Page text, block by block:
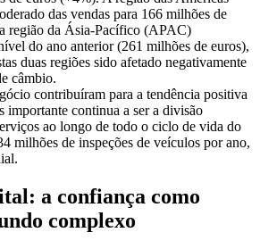
das vendas para 166 milhões de
região da Ásia-Pacífico (APAC)
do ano anterior (261 milhões de euros),
duas regiões sido afetado negativamente
câmbio.
contribuíram para a tendência positiva
importante continua a ser a divisão
ao longo de todo o ciclo de vida do
milhões de inspeções de veículos por ano,
a confiança como
complexo